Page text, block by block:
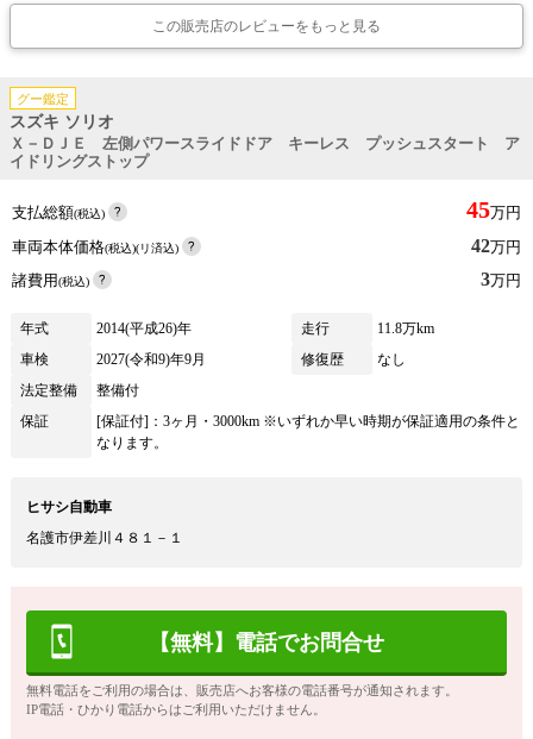
この販売店のレビューをもっと見る
グー鑑定
スズキ ソリオ
Ｘ－ＤＪＥ 左側パワースライドドア キーレス プッシュスタート ア
イドリングストップ
支払総額(税込) 45万円
車両本体価格(税込)(リ済込) 42万円
諸費用(税込) 3万円
年式 2014(平成26)年 走行
11.8万km
車検
2027(令和9)年9月 修復歴
なし
法定整備
整備付
保証
[保証付]：3ヶ月・3000km ※いずれか早い時期が保証適用の条件と
なります。
ヒサシ自動車
名護市伊差川４８１－１
【無料】電話でお問合せ
無料電話をご利用の場合は、販売店へお客様の電話番号が通知されます。
IP電話・ひかり電話からはご利用いただけません。